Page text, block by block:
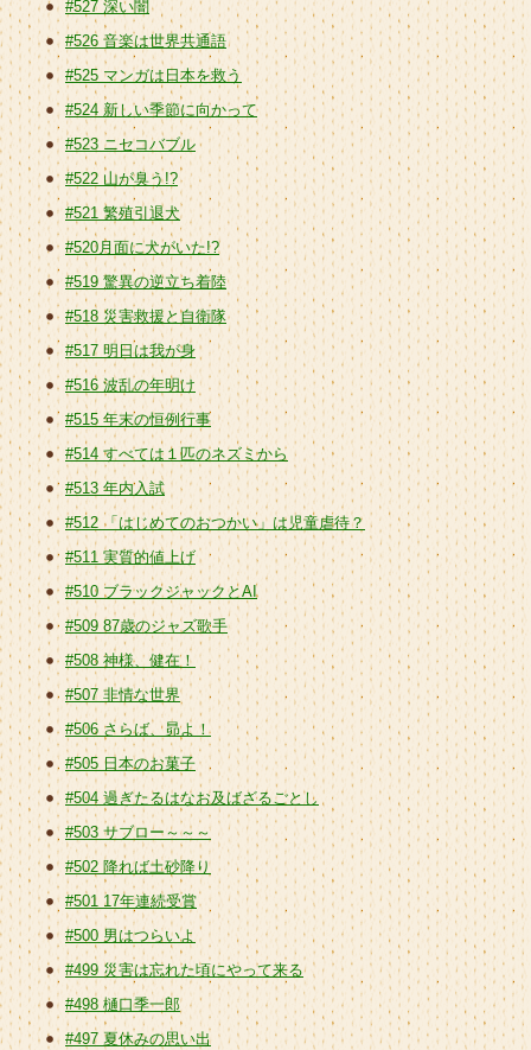
#527 深い闇
#526 音楽は世界共通語
#525 マンガは日本を救う
#524 新しい季節に向かって
#523 ニセコバブル
#522 山が臭う!?
#521 繁殖引退犬
#520月面に犬がいた!?
#519 驚異の逆立ち着陸
#518 災害救援と自衛隊
#517 明日は我が身
#516 波乱の年明け
#515 年末の恒例行事
#514 すべては１匹のネズミから
#513 年内入試
#512 「はじめてのおつかい」は児童虐待？
#511 実質的値上げ
#510 ブラックジャックとAI
#509 87歳のジャズ歌手
#508 神様、健在！
#507 非情な世界
#506 さらば、昴よ！
#505 日本のお菓子
#504 過ぎたるはなお及ばざるごとし
#503 サブロー～～～
#502 降れば土砂降り
#501 17年連続受賞
#500 男はつらいよ
#499 災害は忘れた頃にやって来る
#498 樋口季一郎
#497 夏休みの思い出